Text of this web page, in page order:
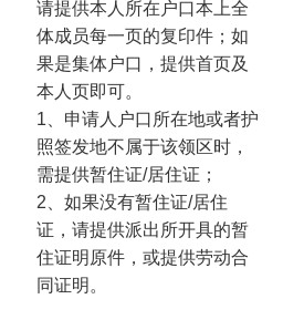
请提供本人所在户口本上全
体成员每一页的复印件；如
果是集体户口，提供首页及
本人页即可。
1、申请人户口所在地或者护
照签发地不属于该领区时，
需提供暂住证/居住证；
2、如果没有暂住证/居住
证，请提供派出所开具的暂
住证明原件，或提供劳动合
同证明。